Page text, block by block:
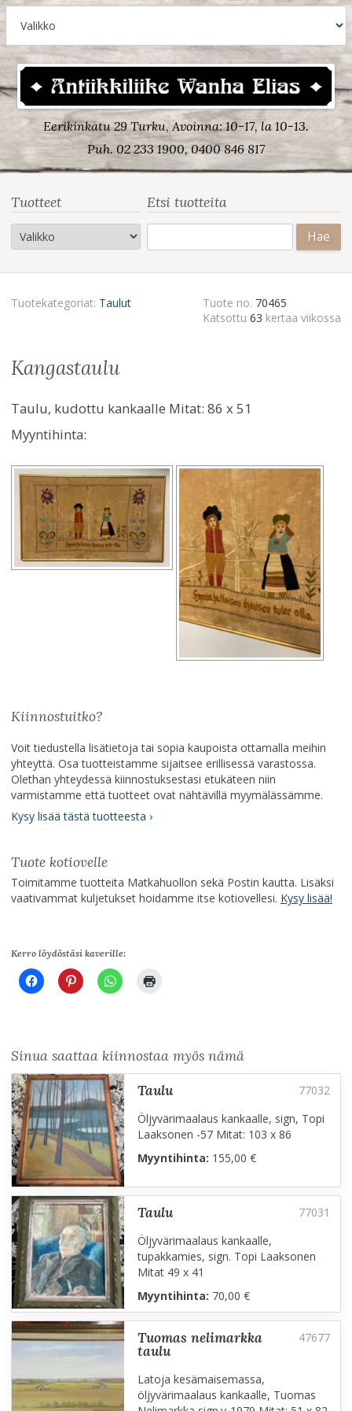
Eerikinkatu 29 Turku, Avoinna: 10-17, la 10-13.
Puh. 02 233 1900, 0400 846 817
Tuotteet Etsi tuotteita
Tuotekategoriat: Taulut Tuote no. 70465
Katsottu 63 kertaa viikossa
kangastaulu
Taulu, kudottu kankaalle Mitat: 86 x 51
Myyntihinta:
Kiinnostuitko?
Voit tiedustella lisätietoja tai sopia kaupoista ottamalla meihin
yhteyttä. Osa tuotteistamme sijaitsee erillisessä varastossa.
Olethan yhteydessä kiinnostuksestasi etukäteen niin
varmistamme että tuotteet ovat nähtävillä myymälässämme.
Kysy lisää tästä tuotteesta ›
Tuote kotiovelle
Toimitamme tuotteita Matkahuollon sekä Postin kautta. Lisäksi
vaativammat kuljetukset hoidamme itse kotiovellesi. Kysy lisää!
Kerro löydöstäsi kaverille:
Sinua saattaa kiinnostaa myös nämä
taulu
Öljyvärimaalaus kankaalle, sign, Topi
Laaksonen -57 Mitat: 103 x 86
Myyntihinta: 155,00 €
taulu
Öljyvärimaalaus kankaalle,
tupakkamies, sign. Topi Laaksonen
Mitat 49 x 41
Myyntihinta: 70,00 €
tuomas nelimarkka
taulu
Latoja kesämaisemassa,
öljyvärimaalaus kankaalle, Tuomas